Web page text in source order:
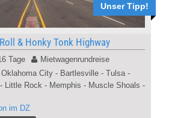
Unser Tipp!
& Honky Tonk Highway
Tage
Mietwagenrundreise
City - Bartlesville - Tulsa -
Little Rock - Memphis - Muscle Shoals -
im DZ